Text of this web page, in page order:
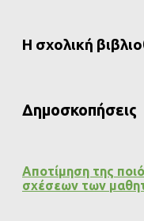
Η σχολική
Δημοσκοπήσεις
Αποτίμηση της
σχέσεων των